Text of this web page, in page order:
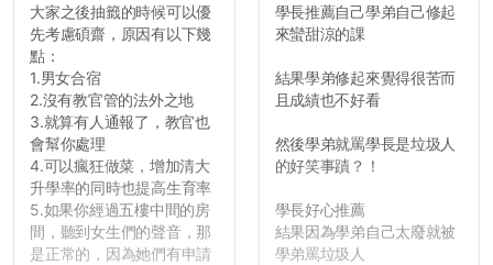
關，就當最後一天發個牢騷
吧XD，祝學弟妹們修課順利
大家之後抽籤的時候可以優
先考慮碩齋，原因有以下幾
點：
1.男女合宿
2.沒有教官管的法外之地
3.就算有人通報了，教官也
會幫你處理
4.可以瘋狂做菜，增加清大
升學率的同時也提高生育率
5.如果你經過五樓中間的房
間，聽到女生們的聲音，那
是正常的，因為她們有申請
學長推薦自己學弟自己修起
來蠻甜涼的課
結果學弟修起來覺得很苦而
且成績也不好看
然後學弟就罵學長是垃圾人
的好笑事蹟？！
學長好心推薦
結果因為學弟自己太廢就被
學弟罵垃圾人